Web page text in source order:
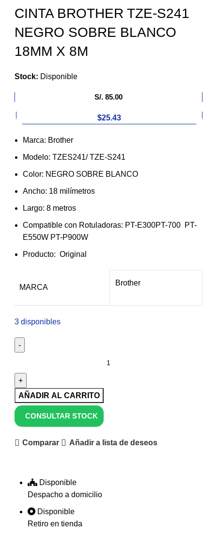
CINTA BROTHER TZE-S241
NEGRO SOBRE BLANCO
18MM X 8M
Stock: Disponible
S/. 85.00
$25.43
Marca: Brother
Modelo: TZES241/ TZE-S241
Color: NEGRO SOBRE BLANCO
Ancho: 18 milímetros
Largo: 8 metros
Compatible con Rotuladoras: PT-E300PT-700 PT-
E550W PT-P900W
Producto: Original
MARCA
Brother
3 disponibles
AÑADIR AL CARRITO
CONSULTAR STOCK
Comparar Añadir a lista de deseos
Disponible
Despacho a domicilio
Disponible
Retiro en tienda